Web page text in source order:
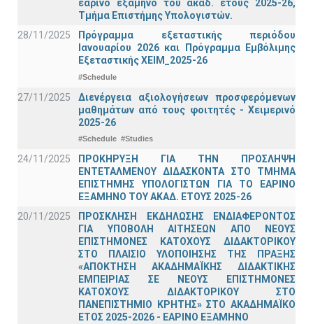
εαρινό εξάμηνο του ακαδ. έτους 2025-26,
Τμήμα Επιστήμης Υπολογιστών.
28/11/2025
Πρόγραμμα εξεταστικής περιόδου
Ιανουαρίου 2026 και Πρόγραμμα Εμβόλιμης
Εξεταστικής ΧΕΙΜ_2025-26
#Schedule
27/11/2025
Διενέργεια αξιολογήσεων προσφερόμενων
μαθημάτων από τους φοιτητές - Χειμερινό
2025-26
#Schedule #Studies
24/11/2025
ΠΡΟΚΗΡΥΞΗ ΓΙΑ ΤΗΝ ΠΡΟΣΛΗΨΗ
ΕΝΤΕΤΑΛΜΕΝΟΥ ΔΙΔΑΣΚΟΝΤΑ ΣΤΟ ΤΜΗΜΑ
ΕΠΙΣΤΗΜΗΣ ΥΠΟΛΟΓΙΣΤΩΝ ΓΙΑ ΤΟ ΕΑΡΙΝΟ
ΕΞΑΜΗΝΟ ΤΟΥ ΑΚΑΔ. ΕΤΟΥΣ 2025-26
20/11/2025
ΠΡΟΣΚΛΗΣΗ ΕΚΔΗΛΩΣΗΣ ΕΝΔΙΑΦΕΡΟΝΤΟΣ
ΓΙΑ ΥΠΟΒΟΛΗ ΑΙΤΗΣΕΩΝ ΑΠΟ ΝΕΟΥΣ
ΕΠΙΣΤΗΜΟΝΕΣ ΚΑΤΟΧΟΥΣ ΔΙΔΑΚΤΟΡΙΚΟΥ
ΣΤΟ ΠΛΑΙΣΙΟ ΥΛΟΠΟΙΗΣΗΣ ΤΗΣ ΠΡΑΞΗΣ
«ΑΠΟΚΤΗΣΗ ΑΚΑΔΗΜΑΪΚΗΣ ΔΙΔΑΚΤΙΚΗΣ
ΕΜΠΕΙΡΙΑΣ ΣΕ ΝΕΟΥΣ ΕΠΙΣΤΗΜΟΝΕΣ
ΚΑΤΟΧΟΥΣ ΔΙΔΑΚΤΟΡΙΚΟΥ ΣΤΟ
ΠΑΝΕΠΙΣΤΗΜΙΟ ΚΡΗΤΗΣ» ΣΤΟ ΑΚΑΔΗΜΑΪΚΟ
ΕΤΟΣ 2025-2026 - ΕΑΡΙΝΟ ΕΞΑΜΗΝΟ